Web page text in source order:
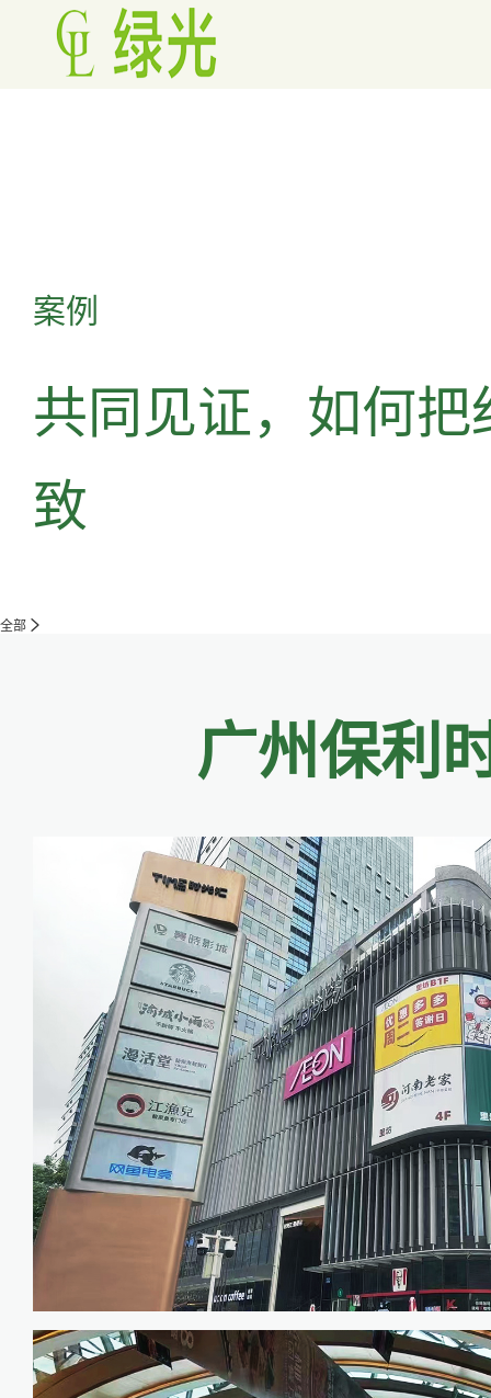
案例
共同见证，如何把
致
全部
广州保利